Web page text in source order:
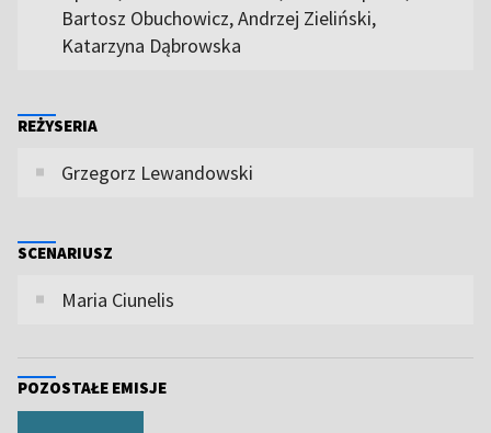
Bartosz Obuchowicz, Andrzej Zieliński,
Katarzyna Dąbrowska
REŻYSERIA
Grzegorz Lewandowski
SCENARIUSZ
Maria Ciunelis
POZOSTAŁE EMISJE